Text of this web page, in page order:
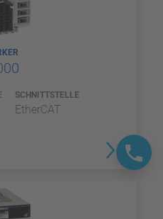
SCHNITTSTELLE
EtherCAT